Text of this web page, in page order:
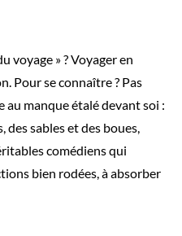
voyage » ? Voyager en
Pour se connaître ? Pas
au manque étalé devant soi :
des sables et des boues,
comédiens qui
bien rodées, à absorber